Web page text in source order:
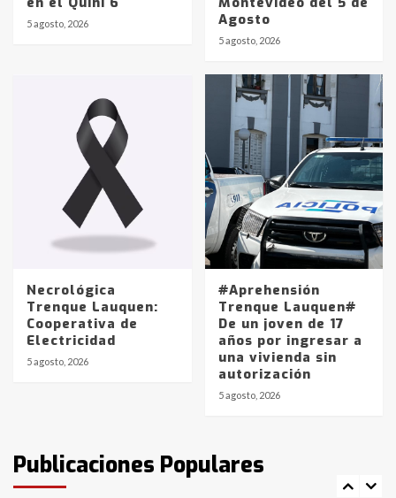
5 agosto, 2026
Agosto
5 agosto, 2026
Necrológica
Trenque Lauquen:
Cooperativa de
Electricidad
5 agosto, 2026
#Aprehensión
Trenque Lauquen#
De un joven de 17
años por ingresar a
una vivienda sin
autorización
5 agosto, 2026
Publicaciones Populares
Identidad de los adolescentes
pampeanos que fueron
en la mañana del lunes
Accidente en Ruta 5: falleció un
joven de Trenque Lauquen
Los precios de los combustibles en
La Pampa, desde YPF hasta Axion
entre 857 a 1338 pesos
La Bolsa de Cereales de Bahía
Blanca anticipa que Agosto vendrá
con lluvias y heladas, en gran parte
fueron detenidos por
comercialización de drogas en la
tarde del sábado